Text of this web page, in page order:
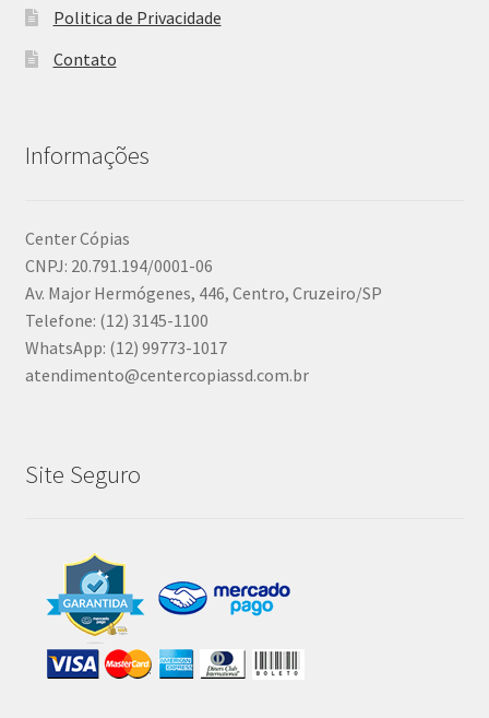
Politica de Privacidade
Contato
Informações
Center Cópias
CNPJ: 20.791.194/0001-06
Av. Major Hermógenes, 446, Centro, Cruzeiro/SP
Telefone: (12) 3145-1100
WhatsApp: (12) 99773-1017
atendimento@centercopiassd.com.br
Site Seguro